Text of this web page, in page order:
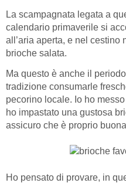
La scampagnata legata a
calendario primaverile si
all’aria aperta, e nel cestino
brioche salata.
Ma questo è anche il
tradizione consumarle
pecorino locale. Io ho
ho impastato una gustosa
assicuro che è proprio
Ho pensato di provare, in